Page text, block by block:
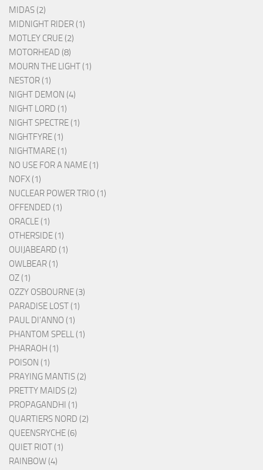
MIDAS (2)
MIDNIGHT RIDER (1)
MOTLEY CRUE (2)
MOTORHEAD (8)
MOURN THE LIGHT (1)
NESTOR (1)
NIGHT DEMON (4)
NIGHT LORD (1)
NIGHT SPECTRE (1)
NIGHTFYRE (1)
NIGHTMARE (1)
NO USE FOR A NAME (1)
NOFX (1)
NUCLEAR POWER TRIO (1)
OFFENDED (1)
ORACLE (1)
OTHERSIDE (1)
OUIJABEARD (1)
OWLBEAR (1)
OZ (1)
OZZY OSBOURNE (3)
PARADISE LOST (1)
PAUL DI'ANNO (1)
PHANTOM SPELL (1)
PHARAOH (1)
POISON (1)
PRAYING MANTIS (2)
PRETTY MAIDS (2)
PROPAGANDHI (1)
QUARTIERS NORD (2)
QUEENSRYCHE (6)
QUIET RIOT (1)
RAINBOW (4)